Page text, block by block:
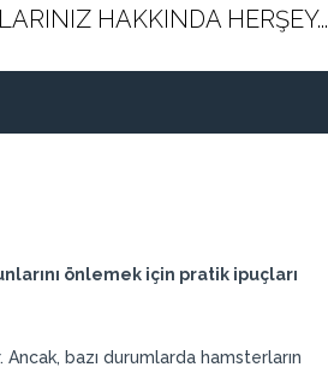
HAKKINDA HERŞEY...
önlemek için pratik ipuçları
bazı durumlarda hamsterların